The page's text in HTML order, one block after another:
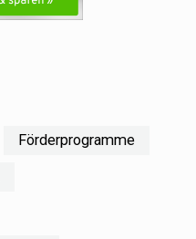
Förderprogramme